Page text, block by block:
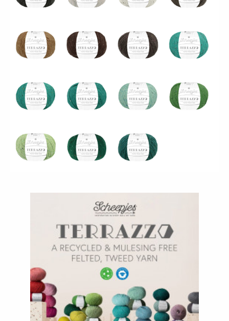
1738_753_Pavone
1738_754_Verde
Inglese
1738_755_Ciano 1738_757_Cavaletta
1738_758_Asparago
1738_759_Verde
Bottiglia
1738_760_Giunglia